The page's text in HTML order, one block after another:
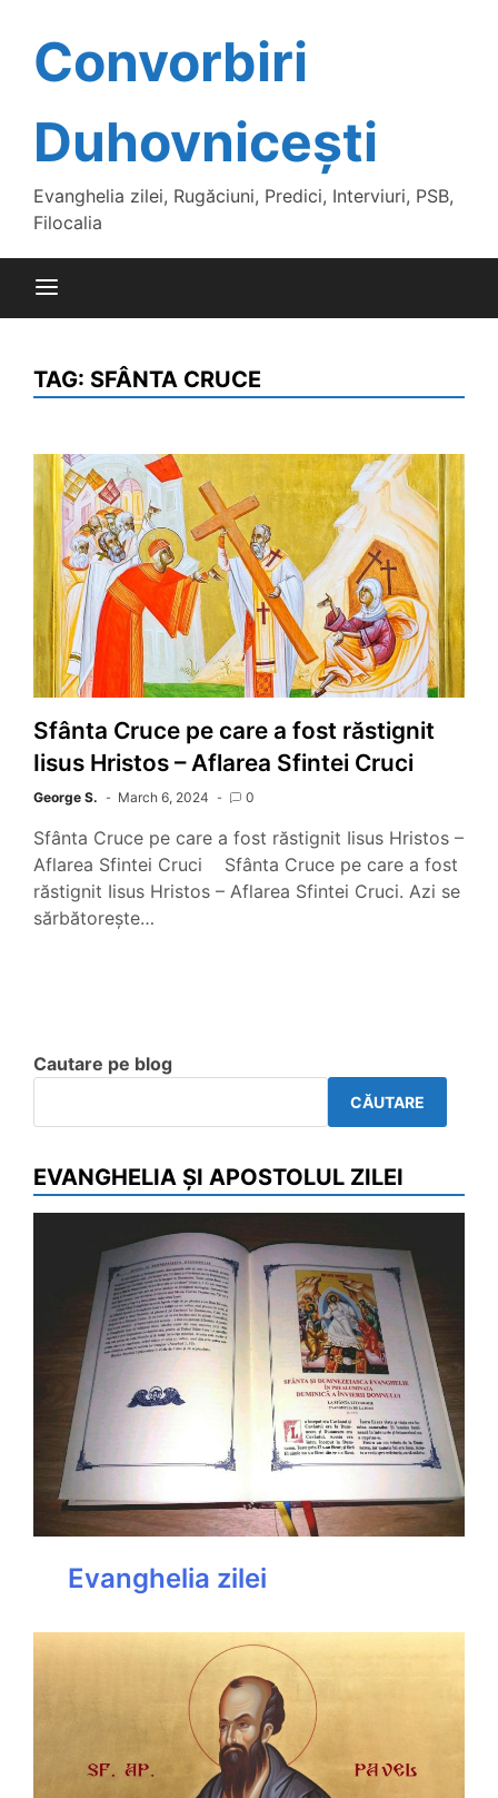
contentConvorbiri
Duhovnicești
Evanghelia zilei, Rugăciuni, Predici, Interviuri, PSB,
Filocalia
TAG: SFÂNTA CRUCE
Sfânta Cruce pe care a fost răstignit
Iisus Hristos – Aflarea Sfintei Cruci
George S. March 6, 2024 0
Sfânta Cruce pe care a fost răstignit Iisus Hristos –
Aflarea Sfintei Cruci Sfânta Cruce pe care a fost
răstignit Iisus Hristos – Aflarea Sfintei Cruci. Azi se
sărbătorește…
Cautare pe blog
CĂUTARE
EVANGHELIA ȘI APOSTOLUL ZILEI
Evanghelia zilei